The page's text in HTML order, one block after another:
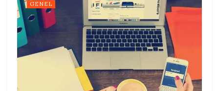
GENEL